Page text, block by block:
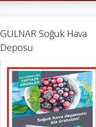
GÜLNAR Soğuk Hava
Deposu